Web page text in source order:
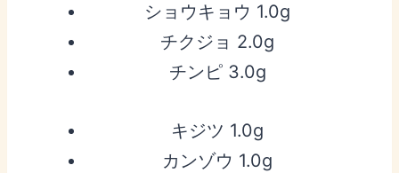
ショウキョウ 1.0g
チクジョ 2.0g
チンピ 3.0g
キジツ 1.0g
カンゾウ 1.0g